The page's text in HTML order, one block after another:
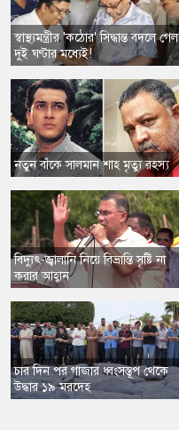
স্বাস্থ্যমন্ত্রীর 'কঠোর' সিদ্ধান্ত বদলে গেল
দুই ঘণ্টার মধ্যেই!
নতুন বাঁকে সালমান শাহ মৃত্যু রহস্য
​বিদ্যুৎ-জ্বালানি নিয়ে বিভ্রান্তি সৃষ্টি না
করার আহ্বান
​চার দিন পর গাজার ধ্বংসস্তূপ থেকে
উদ্ধার ১৯ মরদেহ